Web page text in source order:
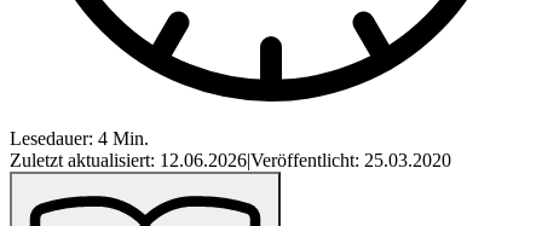
Lesedauer: 4 Min.
Zuletzt aktualisiert: 12.06.2026|Veröffentlicht: 25.03.2020